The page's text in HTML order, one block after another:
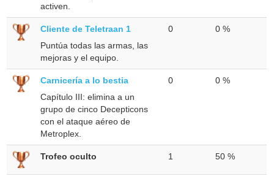
activen.
Cliente de Teletraan 1
Puntúa todas las armas, las
mejoras y el equipo.
0 0 %
Carnicería a lo bestia
Capítulo III: elimina a un
grupo de cinco Decepticons
con el ataque aéreo de
Metroplex.
0 0 %
Trofeo oculto 1 50 %